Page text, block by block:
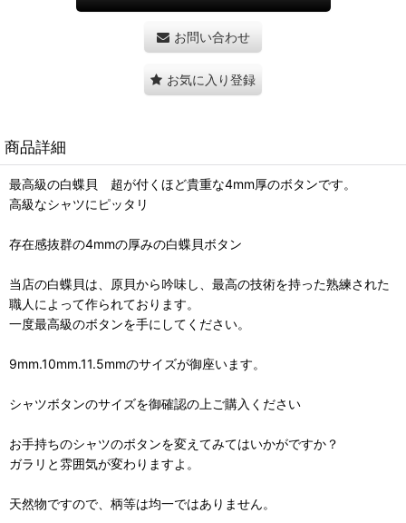
お問い合わせ
お気に入り登録
商品詳細
最高級の白蝶貝 超が付くほど貴重な4mm厚のボタンです。
高級なシャツにピッタリ
存在感抜群の4mmの厚みの白蝶貝ボタン
当店の白蝶貝は、原貝から吟味し、最高の技術を持った熟練された
職人によって作られております。
一度最高級のボタンを手にしてください。
9mm.10mm.11.5mmのサイズが御座います。
シャツボタンのサイズを御確認の上ご購入ください
お手持ちのシャツのボタンを変えてみてはいかがですか？
ガラリと雰囲気が変わりますよ。
天然物ですので、柄等は均一ではありません。